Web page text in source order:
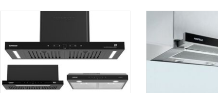
trong dòng máy hút mùi nhà Bosch là
sản phẩm máy hút mùi Bosch